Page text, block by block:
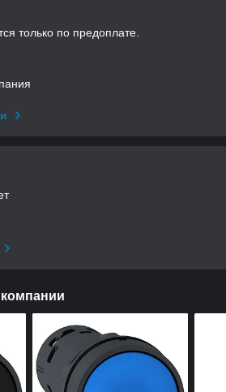
только по предоплате.